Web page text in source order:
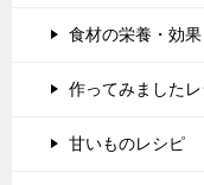
食材の栄養・効果
作ってみました
甘いものレシピ